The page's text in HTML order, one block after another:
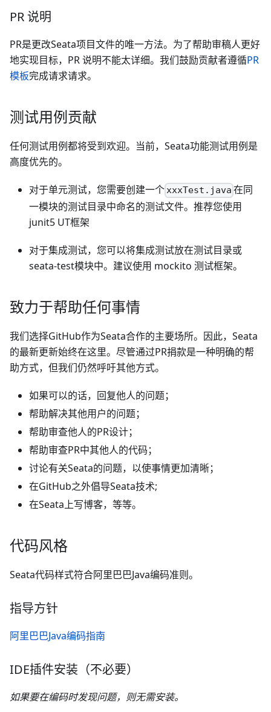
PR 说明
PR是更改Seata项目文件的唯一方法。为了帮助审稿人更好
地实现目标，PR 说明不能太详细。我们鼓励贡献者遵循PR
模板完成请求请求。
测试用例贡献
任何测试用例都将受到欢迎。当前，Seata功能测试用例是
高度优先的。
对于单元测试，您需要创建一个xxxTest.java 在同
一模块的测试目录中命名的测试文件。推荐您使用
junit5 UT框架
对于集成测试，您可以将集成测试放在测试目录或
seata-test模块中。建议使用 mockito 测试框架。
致力于帮助任何事情
我们选择GitHub作为Seata合作的主要场所。因此，Seata
的最新更新始终在这里。尽管通过PR捐款是一种明确的帮
助方式，但我们仍然呼吁其他方式。
如果可以的话，回复他人的问题；
帮助解决其他用户的问题；
帮助审查他人的PR设计；
帮助审查PR中其他人的代码；
讨论有关Seata的问题，以使事情更加清晰；
在GitHub之外倡导Seata技术;
在Seata上写博客，等等。
代码风格
Seata代码样式符合阿里巴巴Java编码准则。
指导方针
阿里巴巴Java编码指南
IDE插件安装（不必要）
如果要在编码时发现问题，则无需安装。